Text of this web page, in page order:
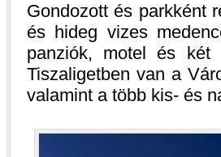
Gondozott és parkként
és hideg vizes
panziók, motel és két
Tiszaligetben van a
valamint a több kis- és